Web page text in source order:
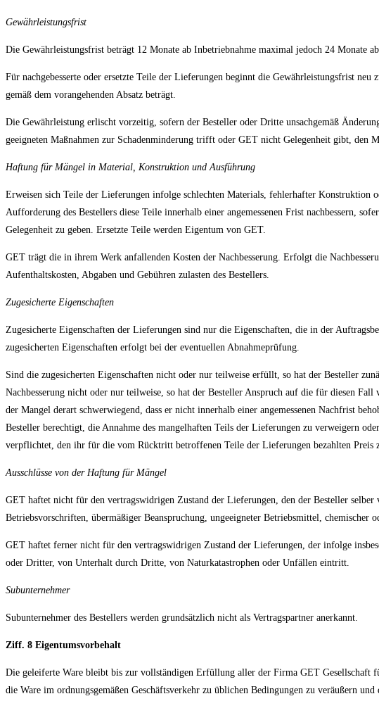
Gewährleistungsfrist
Die Gewährleistungsfrist beträgt 12 Monate ab Inbetriebnahme maximal jedoch 24 Monate
Für nachgebesserte oder ersetzte Teile der Lieferungen beginnt die Gewährleistungsfrist
gemäß dem vorangehenden Absatz beträgt.
Die Gewährleistung erlischt vorzeitig, sofern der Besteller oder Dritte unsachgemäß
geeigneten Maßnahmen zur Schadenminderung trifft oder GET nicht Gelegenheit gibt, den
Haftung für Mängel in Material, Konstruktion und Ausführung
Erweisen sich Teile der Lieferungen infolge schlechten Materials, fehlerhafter
Aufforderung des Bestellers diese Teile innerhalb einer angemessenen Frist nachbessern,
Gelegenheit zu geben. Ersetzte Teile werden Eigentum von GET.
GET trägt die in ihrem Werk anfallenden Kosten der Nachbesserung. Erfolgt die
Aufenthaltskosten, Abgaben und Gebühren zulasten des Bestellers.
Zugesicherte Eigenschaften
Zugesicherte Eigenschaften der Lieferungen sind nur die Eigenschaften, die in der
zugesicherten Eigenschaften erfolgt bei der eventuellen Abnahmeprüfung.
Sind die zugesicherten Eigenschaften nicht oder nur teilweise erfüllt, so hat der Besteller
Nachbesserung nicht oder nur teilweise, so hat der Besteller Anspruch auf die für diesen
der Mangel derart schwerwiegend, dass er nicht innerhalb einer angemessenen Nachfrist
Besteller berechtigt, die Annahme des mangelhaften Teils der Lieferungen zu verweigern
verpflichtet, den ihr für die vom Rücktritt betroffenen Teile der Lieferungen bezahlten Preis
Ausschlüsse von der Haftung für Mängel
GET haftet nicht für den vertragswidrigen Zustand der Lieferungen, den der Besteller
Betriebsvorschriften, übermäßiger Beanspruchung, ungeeigneter Betriebsmittel,
GET haftet ferner nicht für den vertragswidrigen Zustand der Lieferungen, der infolge
oder Dritter, von Unterhalt durch Dritte, von Naturkatastrophen oder Unfällen eintritt.
Subunternehmer
Subunternehmer des Bestellers werden grundsätzlich nicht als Vertragspartner anerkannt.
Ziff. 8 Eigentumsvorbehalt
Die geleiferte Ware bleibt bis zur vollständigen Erfüllung aller der Firma GET Gesellschaft
die Ware im ordnungsgemäßen Geschäftsverkehr zu üblichen Bedingungen zu veräußern